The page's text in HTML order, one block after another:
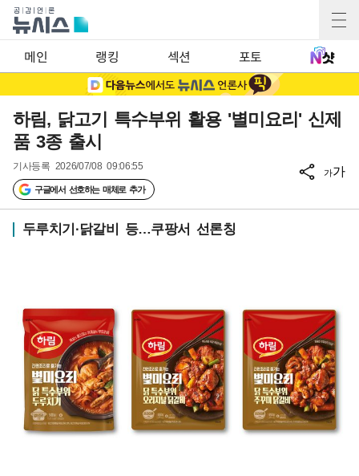
메인 랭킹 섹션 포토
하림, 닭고기 특수부위 활용 '별미요리' 신제
품 3종 출시
기사등록 2026/07/08 09:06:55
구글에서 선호하는 매체로 추가
가가
두루치기·닭갈비 등…쿠팡서 선론칭